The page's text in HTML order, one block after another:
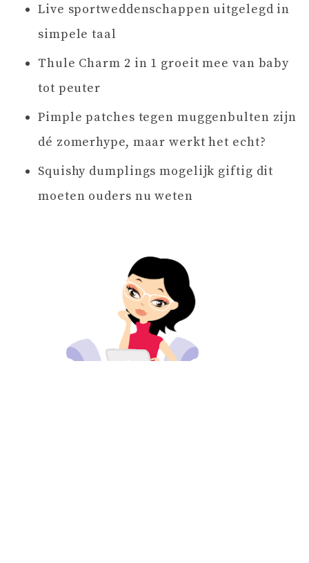
Live sportweddenschappen uitgelegd in
simpele taal
Thule Charm 2 in 1 groeit mee van baby
tot peuter
Pimple patches tegen muggenbulten zijn
dé zomerhype, maar werkt het echt?
Squishy dumplings mogelijk giftig dit
moeten ouders nu weten